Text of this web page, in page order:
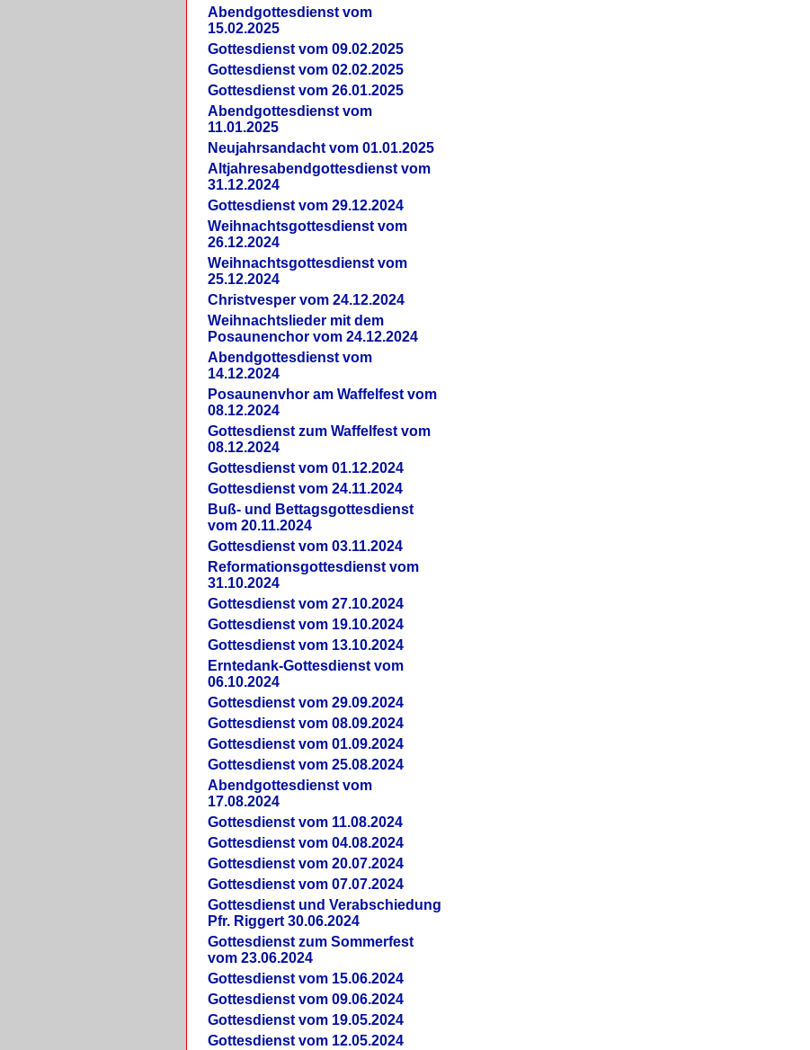
Abendgottesdienst vom
15.02.2025
Gottesdienst vom 09.02.2025
Gottesdienst vom 02.02.2025
Gottesdienst vom 26.01.2025
Abendgottesdienst vom
11.01.2025
Neujahrsandacht vom 01.01.2025
Altjahresabendgottesdienst vom
31.12.2024
Gottesdienst vom 29.12.2024
Weihnachtsgottesdienst vom
26.12.2024
Weihnachtsgottesdienst vom
25.12.2024
Christvesper vom 24.12.2024
Weihnachtslieder mit dem
Posaunenchor vom 24.12.2024
Abendgottesdienst vom
14.12.2024
Posaunenvhor am Waffelfest vom
08.12.2024
Gottesdienst zum Waffelfest vom
08.12.2024
Gottesdienst vom 01.12.2024
Gottesdienst vom 24.11.2024
Buß- und Bettagsgottesdienst
vom 20.11.2024
Gottesdienst vom 03.11.2024
Reformationsgottesdienst vom
31.10.2024
Gottesdienst vom 27.10.2024
Gottesdienst vom 19.10.2024
Gottesdienst vom 13.10.2024
Erntedank-Gottesdienst vom
06.10.2024
Gottesdienst vom 29.09.2024
Gottesdienst vom 08.09.2024
Gottesdienst vom 01.09.2024
Gottesdienst vom 25.08.2024
Abendgottesdienst vom
17.08.2024
Gottesdienst vom 11.08.2024
Gottesdienst vom 04.08.2024
Gottesdienst vom 20.07.2024
Gottesdienst vom 07.07.2024
Gottesdienst und Verabschiedung
Pfr. Riggert 30.06.2024
Gottesdienst zum Sommerfest
vom 23.06.2024
Gottesdienst vom 15.06.2024
Gottesdienst vom 09.06.2024
Gottesdienst vom 19.05.2024
Gottesdienst vom 12.05.2024